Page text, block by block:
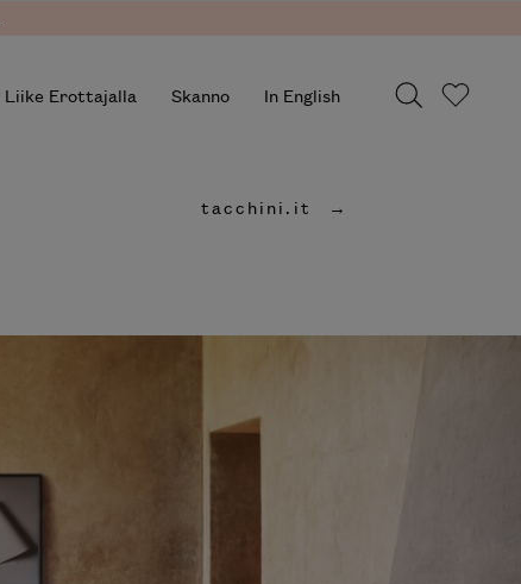
Liike Erottajalla Skanno In English
tacchini.it